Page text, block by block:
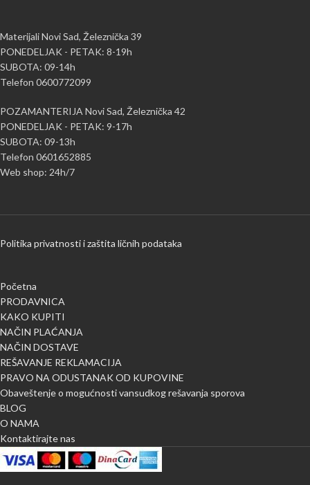
Materijali Novi Sad, Železnička 39
PONEDELJAK - PETAK: 8-19h
SUBOTA: 09-14h
Telefon 0600772099
POZAMANTERIJA Novi Sad, Železnička 42
PONEDELJAK - PETAK: 9-17h
SUBOTA: 09-13h
Telefon 0601652885
Web shop: 24h/7
Politika privatnosti i zaštita ličnih podataka
Početna
PRODAVNICA
KAKO KUPITI
NAČIN PLAĆANJA
NAČIN DOSTAVE
REŠAVANJE REKLAMACIJA
PRAVO NA ODUSTANAK OD KUPOVINE
Obaveštenje o mogućnosti vansudkog rešavanja sporova
BLOG
O NAMA
Kontaktirajte nas